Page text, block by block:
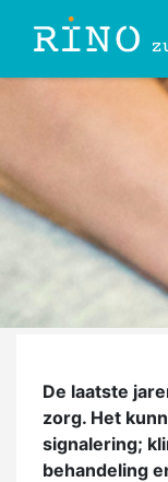
De laatste
zorg. Het
signalering;
behandeling